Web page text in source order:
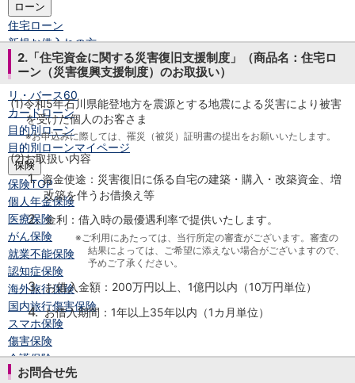
ローン
住宅ローン
新規お借入れの方
お借換えの方
フラット35
リ・バース60
カードローン
目的別ローン
目的別ローンマイページ
保険
保険TOP
個人年金保険
医療保険
がん保険
就業不能保険
認知症保険
海外旅行保険
国内旅行傷害保険
スマホ保険
傷害保険
介護保険
カード
2.「住宅資金に関する災害復旧支援制度」（商品名：住宅ロ
ーン（災害復興支援制度）のお取扱い）
(1)令和5年石川県能登地方を震源とする地震による災害により被害
を受けた個人のお客さま
※お申込みに際しては、罹災（被災）証明書の提出をお願いいたします。
(2)お取扱い内容
1. 資金使途：災害復旧に係る自宅の建築・購入・改築資金、増
改築を伴うお借換え等
2. 金利：借入時の最優遇利率で提供いたします。
※ご利用にあたっては、当行所定の審査がございます。審査の
結果によっては、ご希望に添えない場合がございますので、
予めご了承ください。
3. お借入金額：200万円以上、1億円以内（10万円単位）
4. お借入期間：1年以上35年以内（1カ月単位）
お問合せ先